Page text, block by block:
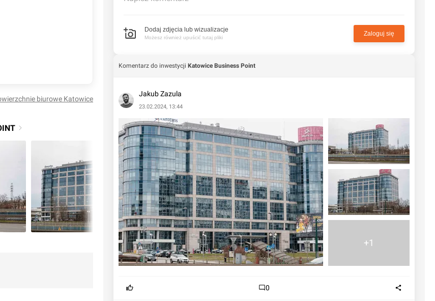
biurowe Katowice
Dodaj zdjęcia lub wizualizacje
Możesz również upuścić tutaj pliki
Zaloguj się
Komentarz do inwestycji Katowice Business Point
Jakub Zazula
23.02.2024, 13:44
+1
0